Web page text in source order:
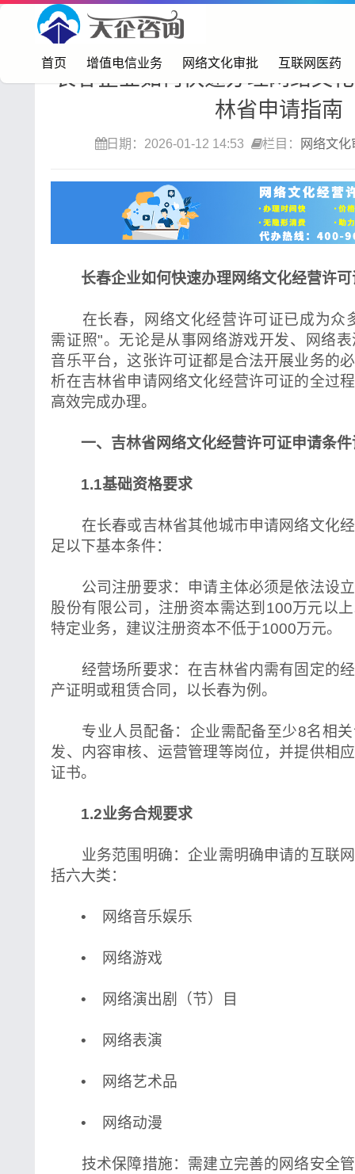
首页 增值电信业务 网络文化审批 互联网医药
首页> 网络文化审批
长春企业如何快速办理网络文
林省申请指南
日期：2026-01-12 14:53 栏目： 网络文化
长春企业如何快速办理网络文化经营许
在长春，网络文化经营许可证已成为众
需证照"。无论是从事网络游戏开发、网络
音乐平台，这张许可证都是合法开展业务的
析在吉林省申请网络文化经营许可证的全过
高效完成办理。
一、吉林省网络文化经营许可证申请条件
1.1基础资格要求
在长春或吉林省其他城市申请网络文化经
足以下基本条件：
公司注册要求：申请主体必须是依法设立
股份有限公司，注册资本需达到100万元以
特定业务，建议注册资本不低于1000万元。
经营场所要求：在吉林省内需有固定的经
产证明或租赁合同，以长春为例。
专业人员配备：企业需配备至少8名相关
发、内容审核、运营管理等岗位，并提供相
证书。
1.2业务合规要求
业务范围明确：企业需明确申请的互联网
括六大类：
• 网络音乐娱乐
• 网络游戏
• 网络演出剧（节）目
• 网络表演
• 网络艺术品
• 网络动漫
技术保障措施：需建立完善的网络安全管